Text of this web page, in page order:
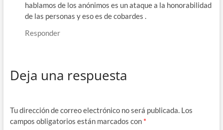
hablamos de los anónimos es un ataque a la honorabilidad
de las personas y eso es de cobardes .
Responder
Deja una respuesta
Tu dirección de correo electrónico no será publicada. Los
campos obligatorios están marcados con *